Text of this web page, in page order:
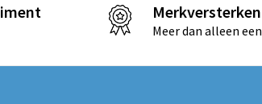
Meer dan alleen